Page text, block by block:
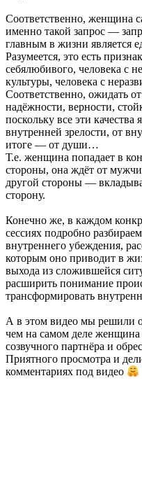
Соответственно, женщина
именно такой запрос —
главным в жизни является
Разумеется, это есть
себялюбивого, человека с
культуры, человека с
Соответственно, ожидать
надёжности, верности,
поскольку все эти
внутренней зрелости, от
итоге — от души…
Т.е. женщина попадает в
стороны, она ждёт от
другой стороны —
сторону.
Конечно же, в каждом
сессиях подробно
внутреннего убеждения,
которым оно приводит в
выхода из сложившейся
расширить понимание
трансформировать
А в этом видео мы решили
чем на самом деле женщина
созвучного партнёра и
Приятного просмотра и
комментариях под видео